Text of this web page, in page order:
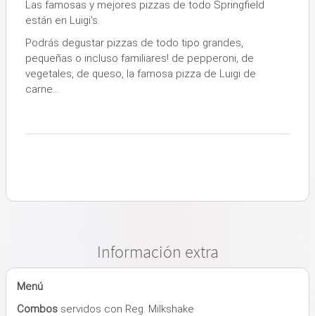
Las famosas y mejores pizzas de todo Springfield
están en Luigi’s.
Podrás degustar pizzas de todo tipo grandes,
pequeñas o incluso familiares! de pepperoni, de
vegetales, de queso, la famosa pizza de Luigi de
carne…
Información extra
Menú
Combos servidos con Reg. Milkshake